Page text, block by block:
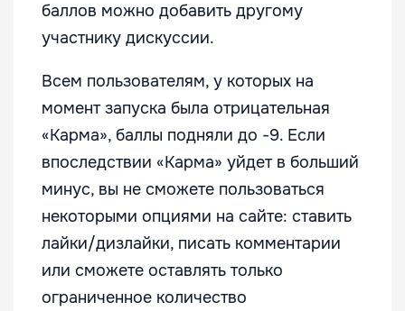
баллов можно добавить другому
участнику дискуссии.
Всем пользователям, у которых на
момент запуска была отрицательная
«Карма», баллы подняли до -9. Если
впоследствии «Карма» уйдет в больший
минус, вы не сможете пользоваться
некоторыми опциями на сайте: ставить
лайки/дизлайки, писать комментарии
или сможете оставлять только
ограниченное количество